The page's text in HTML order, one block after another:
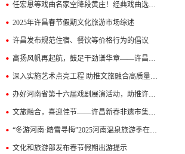
任宏恩等戏曲名家空降段黄庄！经典戏曲选段等你来听！
2025年许昌春节假期文化旅游市场综述
许昌发布规范住宿、餐饮等价格行为的倡议
高扬风帆再起航，鼓足干劲谱华章——许昌市文化广电和旅游局新春贺信
深入实施艺术点亮工程 助推文旅融合高质量发展
办好河南省第十六届戏剧展演活动，助推许昌文旅融合高质量发展
文旅融合，喜迎佳节——许昌新春非遗市集助力河南温泉旅游季启动仪式
“冬游河南·踏雪寻梅”2025河南温泉旅游季在许昌鄢陵启动
文化和旅游部发布春节假期出游提示